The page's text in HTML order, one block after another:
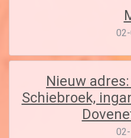
Nieuw
Schiebroek,